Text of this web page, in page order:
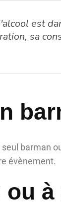
est
sa
barman
évènement.